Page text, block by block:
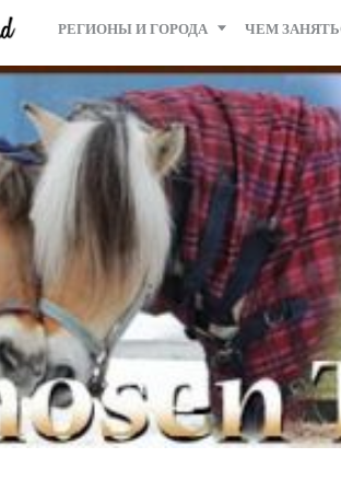
РЕГИОНЫ И ГОРОДА ЧЕМ